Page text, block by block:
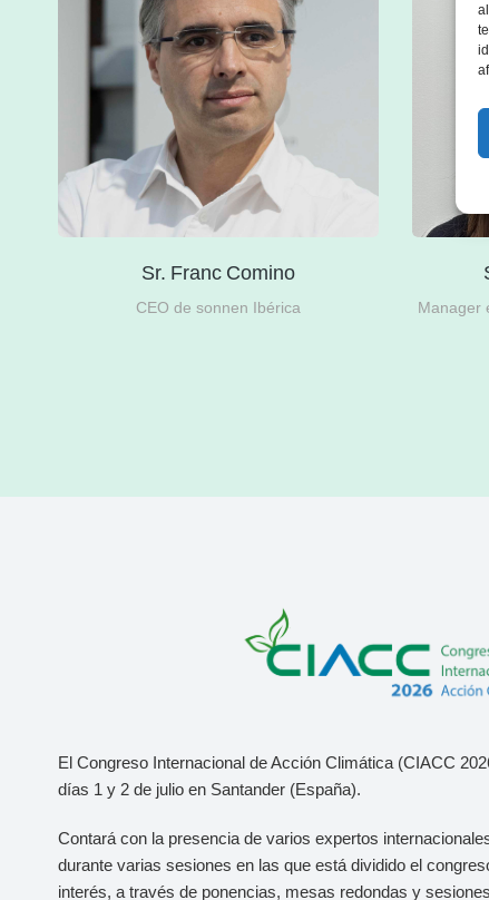
Sr. Franc Comino
CEO de sonnen Ibérica
Manager
El Congreso Internacional de Acción Climática (CIACC
días 1 y 2 de julio en Santander (España).
Contará con la presencia de varios expertos
durante varias sesiones en las que está dividido el
interés, a través de ponencias, mesas redondas y